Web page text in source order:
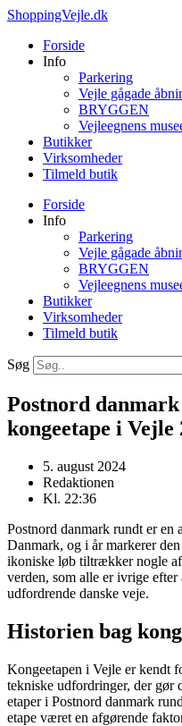
Videre
indhold
ShoppingVejle.dk
Forside
Info
Parkering
Vejle gågade
BRYGGEN
Vejleegnens
Butikker
Virksomheder
Tilmeld butik
Forside
Info
Parkering
Vejle gågade
BRYGGEN
Vejleegnens
Butikker
Virksomheder
Tilmeld butik
Søg
Postnord
kongeetape i Vejle
5. august 2024
Redaktionen
Kl. 22:36
Postnord danmark rundt er en
Danmark, og i år markerer
ikoniske løb tiltrækker nogle
verden, som alle er ivrige efter
udfordrende danske veje.
Historien bag
Kongeetapen i Vejle er kendt
tekniske udfordringer, der gør
etaper i Postnord danmark
etape været en afgørende